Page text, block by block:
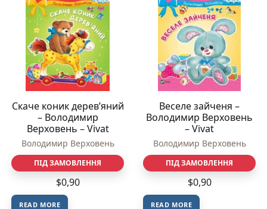
Скаче коник дерев’яний
– Володимир
Верховень – Vivat
Володимир Верховень
ПІД ЗАМОВЛЕННЯ
$0,90
READ MORE
Веселе зайченя –
Володимир Верховень
– Vivat
Володимир Верховень
ПІД ЗАМОВЛЕННЯ
$0,90
READ MORE